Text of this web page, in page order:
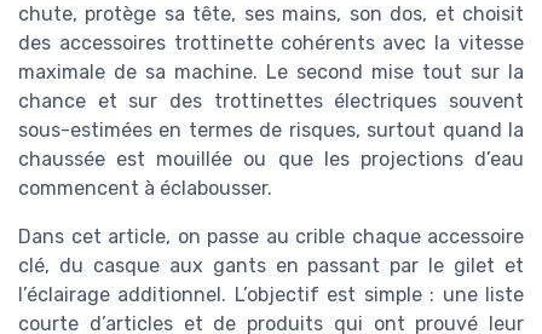
chute, protège sa tête, ses mains, son dos, et choisit
des accessoires trottinette cohérents avec la vitesse
maximale de sa machine. Le second mise tout sur la
chance et sur des trottinettes électriques souvent
sous-estimées en termes de risques, surtout quand la
chaussée est mouillée ou que les projections d’eau
commencent à éclabousser.
Dans cet article, on passe au crible chaque accessoire
clé, du casque aux gants en passant par le gilet et
l’éclairage additionnel. L’objectif est simple : une liste
courte d’articles et de produits qui ont prouvé leur